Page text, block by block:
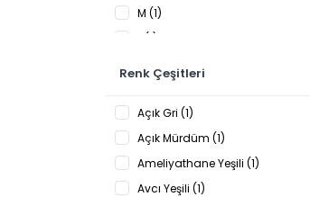
M (1)
L (1)
3XL (1)
Renk Çeşitleri
Açık Gri (1)
Açık Mürdüm (1)
Ameliyathane Yeşili (1)
Avcı Yeşili (1)